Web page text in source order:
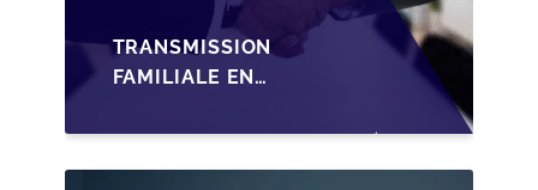
TRANSMISSION
FAMILIALE EN
STRUCTURER LA
CESSION DES PARTS